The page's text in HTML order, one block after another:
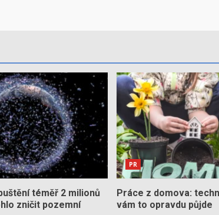
téměř 2 milionů
zničit pozemní
PR
Práce z domova:
vám to opravdu půjde